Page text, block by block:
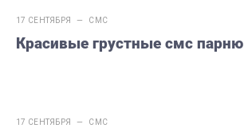
17 СЕНТЯБРЯ — СМС
Красивые грустные смс парню
17 СЕНТЯБРЯ — СМС